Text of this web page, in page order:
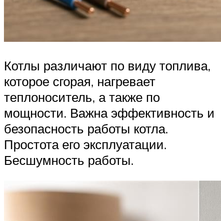
Котлы различают по виду топлива,
которое сгорая, нагревает
теплоноситель, а также по
мощности. Важна эффективность и
безопасность работы котла.
Простота его эксплуатации.
Бесшумность работы.